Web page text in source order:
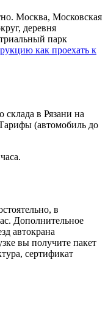
Москва, Московская
деревня
парк
как проехать к
в Рязани на
(автомобиль до
в
Дополнительное
автокрана
вы получите пакет
сертификат